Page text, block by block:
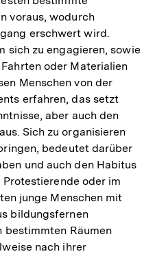
voraus, wodurch
erschwert wird.
sich zu engagieren, sowie
oder Materialien
Menschen von der
erfahren, das setzt
aber auch den
Sich zu organisieren
bedeutet darüber
und auch den Habitus
oder im
junge Menschen mit
bildungsfernen
bestimmten Räumen
nach ihrer